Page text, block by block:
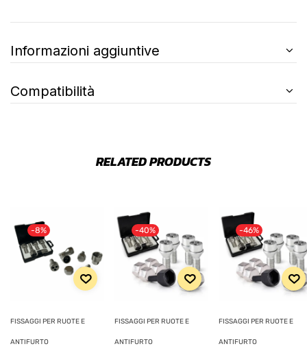
Informazioni aggiuntive
Compatibilità
RELATED PRODUCTS
-8%
FISSAGGI PER RUOTE E
ANTIFURTO
-40%
FISSAGGI PER RUOTE E
ANTIFURTO
-46%
FISSAGGI PER RUOTE E
ANTIFURTO